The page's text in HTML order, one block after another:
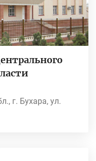
г. Бухара, ул.